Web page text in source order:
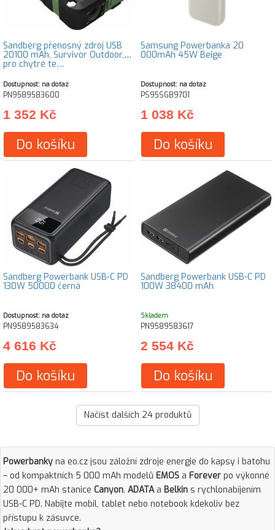
Sandberg přenosný zdroj USB
20100 mAh, Survivor Outdoor,
pro chytré te…
Dostupnost: na dotaz
PN9589583600
1 352 Kč
Do košíku
Samsung Powerbanka 20
000mAh 45W Beige
Dostupnost: na dotaz
PS95SGB9701
1 038 Kč
Do košíku
Sandberg Powerbank USB-C PD
130W 50000 černá
Dostupnost: na dotaz
PN9589583634
4 616 Kč
Do košíku
Sandberg Powerbank USB-C PD
100W 38400 mAh
Skladem
PN9589583617
2 554 Kč
Do košíku
Načíst dalších 24produktů
Powerbanky na eo.cz jsou záložní zdroje energie do kapsy i batohu
– od kompaktních 5 000 mAh modelů EMOS a Forever po výkonné
20 000+ mAh stanice Canyon, ADATAa Belkin s rychlonabíjením
USB-C PD. Nabijte mobil, tablet nebo notebook kdekoliv bez
přístupu k zásuvce.